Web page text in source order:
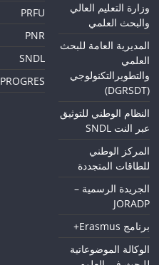
وزارة التعليم العالي
والبحث العلمي
المديرية العامة للبحث
العلمي
والتطويرالتكنولوجي
(DGRSDT)
النظام الوطني للتوثيق
عبر النت SNDL
المركز الوطني
للطاقات المتجددة
الجريدة الرسمية –
JORADP
برنامج Erasmus+
الوكالة الموضوعاتية
PRFU
PNR
SNDL
PROGRES